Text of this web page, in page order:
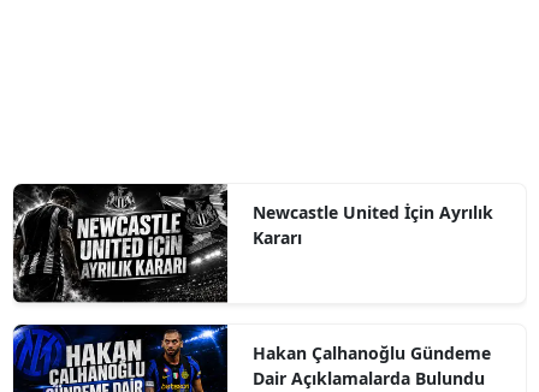
Newcastle United İçin Ayrılık
Kararı
Hakan Çalhanoğlu Gündeme
Dair Açıklamalarda Bulundu